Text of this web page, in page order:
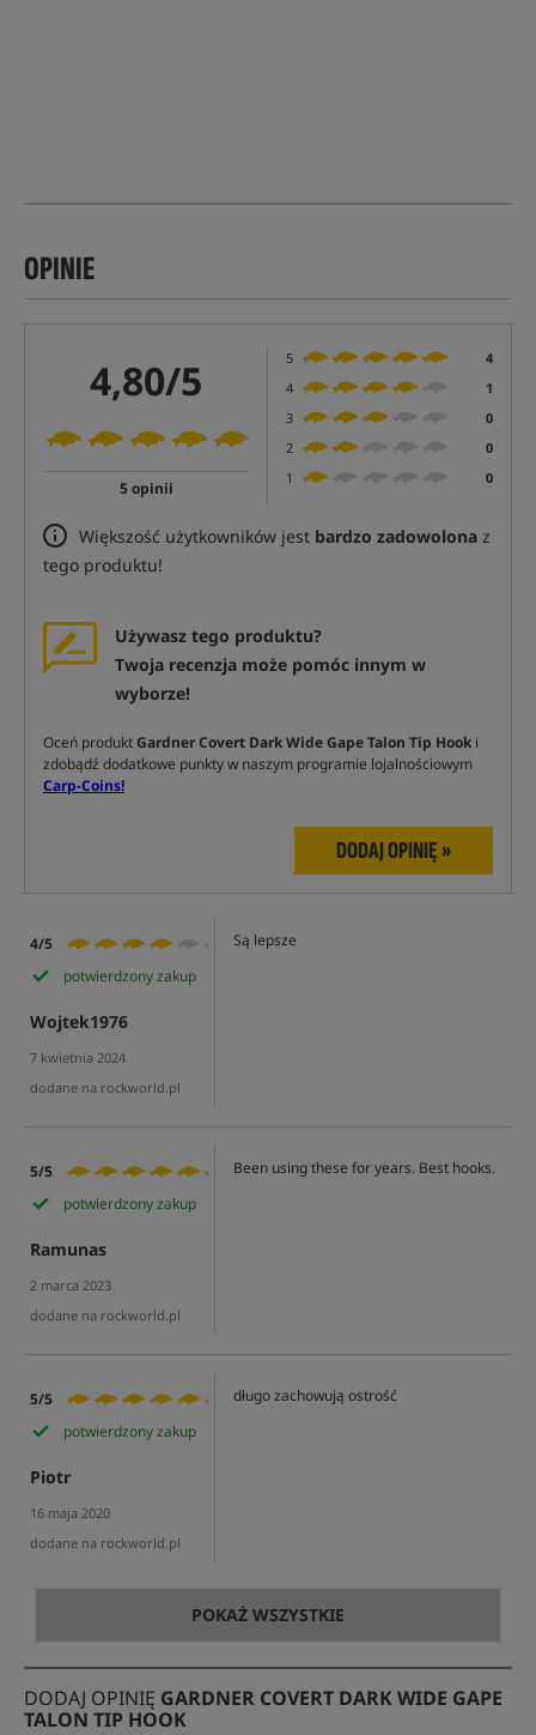
OPINIE
4,80/5
5 opinii
5
4
4
1
3
0
2
0
1
0
Większość użytkowników jest bardzo zadowolona z
tego produktu!
Używasz tego produktu?
Twoja recenzja może pomóc innym w
wyborze!
Oceń produktGardner Covert Dark Wide Gape Talon Tip Hook i
zdobądź dodatkowe punkty w naszym programie lojalnościowym
Carp-Coins!
DODAJ OPINIĘ »
4/5
potwierdzony zakup
Wojtek1976
7 kwietnia 2024
dodane na rockworld.pl
Są lepsze
5/5
potwierdzony zakup
Ramunas
2 marca 2023
dodane na rockworld.pl
Been using these for years. Best hooks.
5/5
potwierdzony zakup
Piotr
16 maja 2020
dodane na rockworld.pl
długo zachowują ostrość
POKAŻ WSZYSTKIE
DODAJ OPINIĘ GARDNER COVERT DARK WIDE GAPE
TALON TIP HOOK